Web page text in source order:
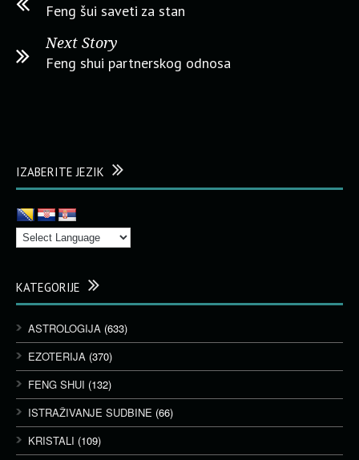
Feng šui saveti za stan
Next Story
Feng shui partnerskog odnosa
IZABERITE JEZIK
KATEGORIJE
ASTROLOGIJA (633)
EZOTERIJA (370)
FENG SHUI (132)
ISTRAŽIVANJE SUDBINE (66)
KRISTALI (109)